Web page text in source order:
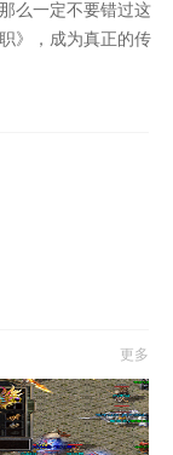
么一定不要错过这
》，成为真正的传
更多